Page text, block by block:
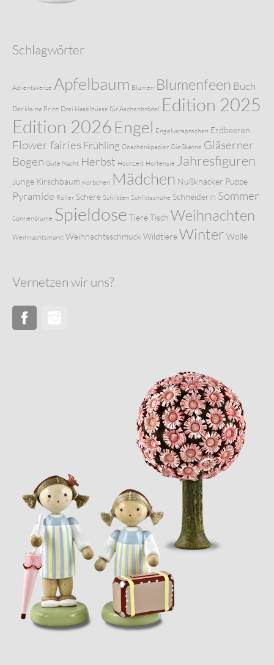
Schlagwörter
Adventskerze Apfelbaum Blumen Blumenfeen Buch
Der kleine Prinz Drei Haselnüsse für Aschenbrödel Edition 2025
Edition 2026 Engel Engelversprechen Erdbeeren
Flower fairies Frühling Geschenkpapier Gießkanne Gläserner
Bogen Gute Nacht Herbst Hochzeit Hortensie Jahresfiguren
Junge Kirschbaum Körbchen Mädchen Nußknacker Puppe
Pyramide Roller Schere Schlitten Schlittschuhe Schneiderin Sommer
Sonnenblume Spieldose TiereTisch Weihnachten
Weihnachtsmarkt Weihnachtsschmuck WildtiereWinter Wolle
Vernetzen wir uns?